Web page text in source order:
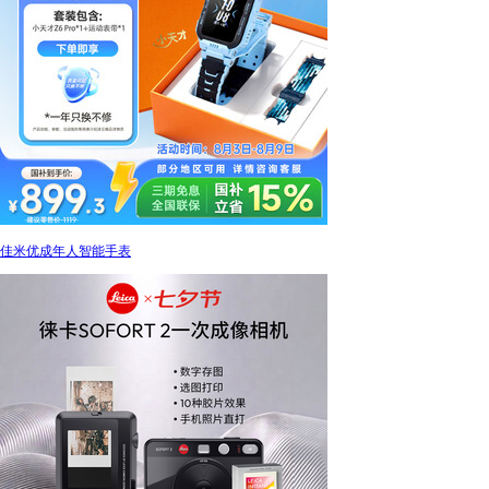
佳米优成年人智能手表